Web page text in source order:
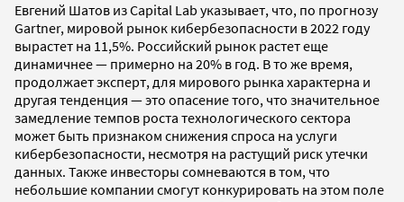
Евгений Шатов из Capital Lab указывает, что, по прогнозу
Gartner, мировой рынок кибербезопасности в 2022 году
вырастет на 11,5%. Российский рынок растет еще
динамичнее — примерно на 20% в год. В то же время,
продолжает эксперт, для мирового рынка характерна и
другая тенденция — это опасение того, что значительное
замедление темпов роста технологического сектора
может быть признаком снижения спроса на услуги
кибербезопасности, несмотря на растущий риск утечки
данных. Также инвесторы сомневаются в том, что
небольшие компании смогут конкурировать на этом поле